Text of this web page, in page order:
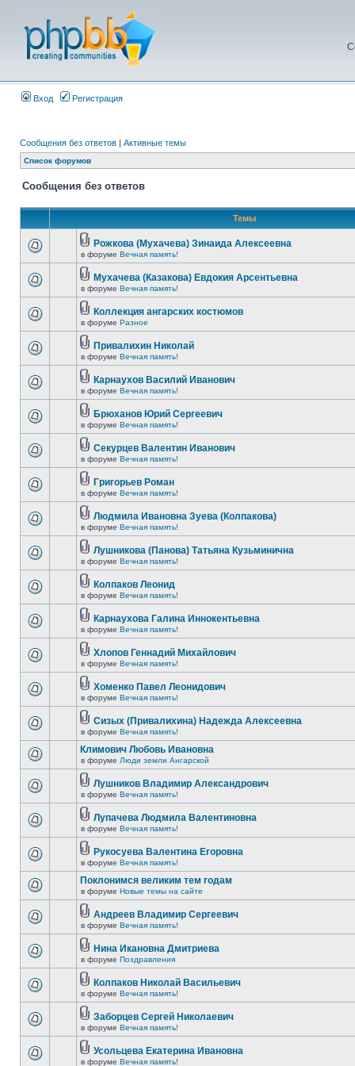
Вход Регистрация
Сообщения без ответов | Активные темы
Список форумов
Сообщения без ответов
Темы
Рожкова (Мухачева) Зинаида Алексеевна
в форуме Вечная память!
Мухачева (Казакова) Евдокия Арсентьевна
в форуме Вечная память!
Коллекция ангарских костюмов
в форуме Разное
Привалихин Николай
в форуме Вечная память!
Карнаухов Василий Иванович
в форуме Вечная память!
Брюханов Юрий Сергеевич
в форуме Вечная память!
Секурцев Валентин Иванович
в форуме Вечная память!
Григорьев Роман
в форуме Вечная память!
Людмила Ивановна Зуева (Колпакова)
в форуме Вечная память!
Лушникова (Панова) Татьяна Кузьминична
в форуме Вечная память!
Колпаков Леонид
в форуме Вечная память!
Карнаухова Галина Иннокентьевна
в форуме Вечная память!
Хлопов Геннадий Михайлович
в форуме Вечная память!
Хоменко Павел Леонидович
в форуме Вечная память!
Сизых (Привалихина) Надежда Алексеевна
в форуме Вечная память!
Климович Любовь Ивановна
в форуме Люди земли Ангарской
Лушников Владимир Александрович
в форуме Вечная память!
Лупачева Людмила Валентиновна
в форуме Вечная память!
Рукосуева Валентина Егоровна
в форуме Вечная память!
Поклонимся великим тем годам
в форуме Новые темы на сайте
Андреев Владимир Сергеевич
в форуме Вечная память!
Нина Икановна Дмитриева
в форуме Поздравления
Колпаков Николай Васильевич
в форуме Вечная память!
Заборцев Сергей Николаевич
в форуме Вечная память!
Усольцева Екатерина Ивановна
в форуме Вечная память!